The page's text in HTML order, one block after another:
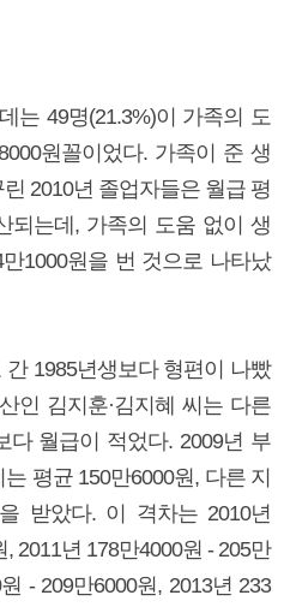
는 49명(21.3%)이 가족의 도
원꼴이었다. 가족이 준 생
2010년 졸업자들은 월급 평
되는데, 가족의 도움 없이 생
1000원을 번 것으로 나타났
1985년생보다 형편이 나빴
인 김지훈·김지혜 씨는 다른
다 월급이 적었다. 2009년 부
평균 150만6000원, 다른 지
받았다. 이 격차는 2010년
2011년 178만4000원 - 205만
- 209만6000원, 2013년 233